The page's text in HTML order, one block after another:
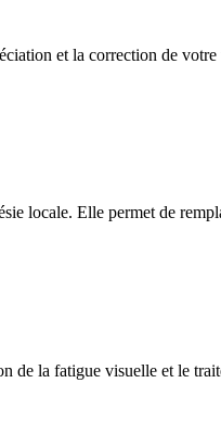
et la correction de
locale. Elle permet de
de la fatigue visuelle et le